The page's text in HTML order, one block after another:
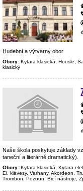
Hudební a výtvarný obor
Obory: Kytara klasická, Housle,
klasický
Naše škola poskytuje základy
taneční a literárně dramatický).
Obory: Kytara klasická, Kytara
El. klávesy, Varhany, Akordeon,
Trombon, Pozoun, Bicí nástroje,